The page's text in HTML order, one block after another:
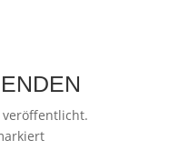
veröffentlicht.